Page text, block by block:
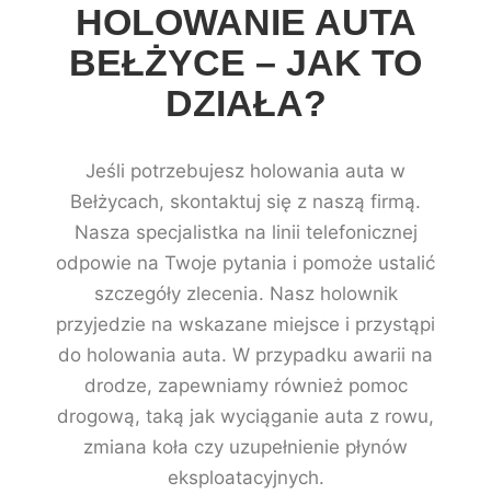
HOLOWANIE AUTA
BEŁŻYCE – JAK TO
DZIAŁA?
Jeśli potrzebujesz holowania auta w
Bełżycach, skontaktuj się z naszą firmą.
Nasza specjalistka na linii telefonicznej
odpowie na Twoje pytania i pomoże ustalić
szczegóły zlecenia. Nasz holownik
przyjedzie na wskazane miejsce i przystąpi
do holowania auta. W przypadku awarii na
drodze, zapewniamy również pomoc
drogową, taką jak wyciąganie auta z rowu,
zmiana koła czy uzupełnienie płynów
eksploatacyjnych.